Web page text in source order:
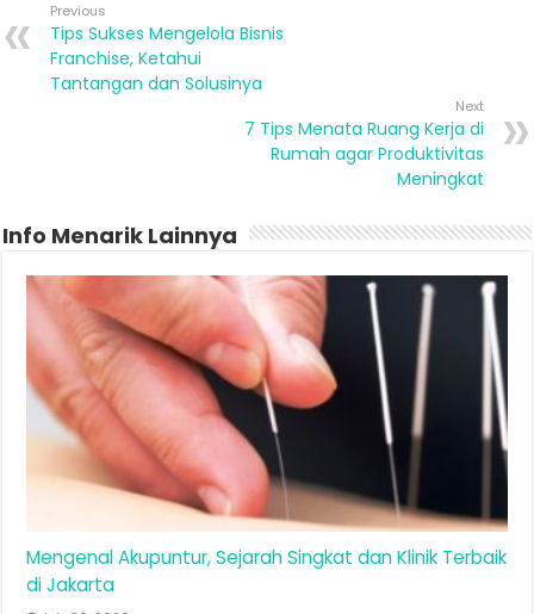
Previous
Tips Sukses Mengelola Bisnis
Franchise, Ketahui
Tantangan dan Solusinya
Next
7 Tips Menata Ruang Kerja di
Rumah agar Produktivitas
Meningkat
Info Menarik Lainnya
Mengenal Akupuntur, Sejarah Singkat dan Klinik Terbaik
di Jakarta